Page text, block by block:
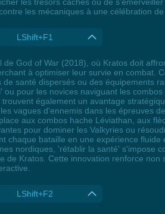
les mécaniques à une célébration
LShift+F1
de God of War (2018), où Kratos doit
à optimiser leur survie en combat.
santé dispersés ou des équipements
ou pour les novices naviguant les
également un avantage
vagues d'ennemis dans les épreuves
aux combos hache Léviathan, aux
pour dominer les Valkyries ou
chaque bataille en une expérience
nordiques, 'rétablir la santé' s'impose
de Kratos. Cette innovation renforce
LShift+F2